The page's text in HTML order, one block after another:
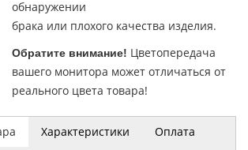
Характеристики
Оплата
обнаружении
брака или плохого качества изделия.
Обратите внимание! Цветопередача
вашего монитора может отличаться от
реального цвета товара!